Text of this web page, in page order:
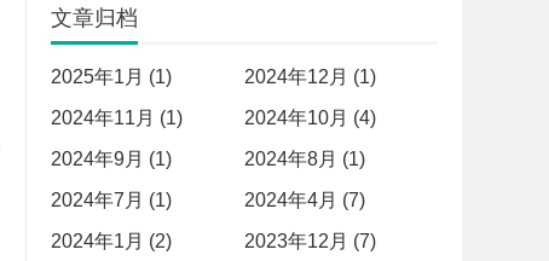
文章归档
2025年1月 (1)
2024年12月 (1)
2024年11月 (1)
2024年10月 (4)
2024年9月 (1)
2024年8月 (1)
2024年7月 (1)
2024年4月 (7)
2024年1月 (2)
2023年12月 (7)